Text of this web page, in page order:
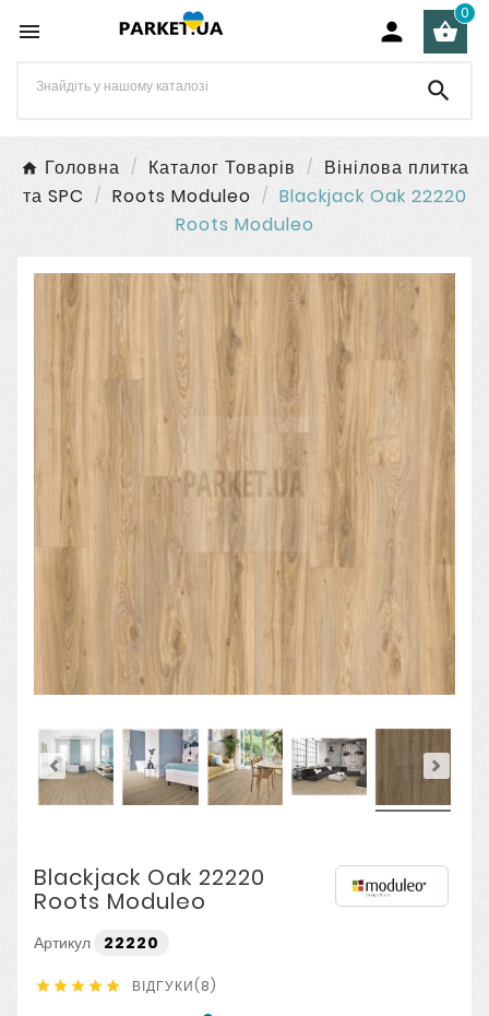
  
0

Головна Каталог Товарів
Вінілова плитка
та SPC
Roots Moduleo
Blackjack Oak 22220
Roots Moduleo
Blackjack Oak 22220
Roots Moduleo
Артикул 22220
     ВІДГУКИ(8)